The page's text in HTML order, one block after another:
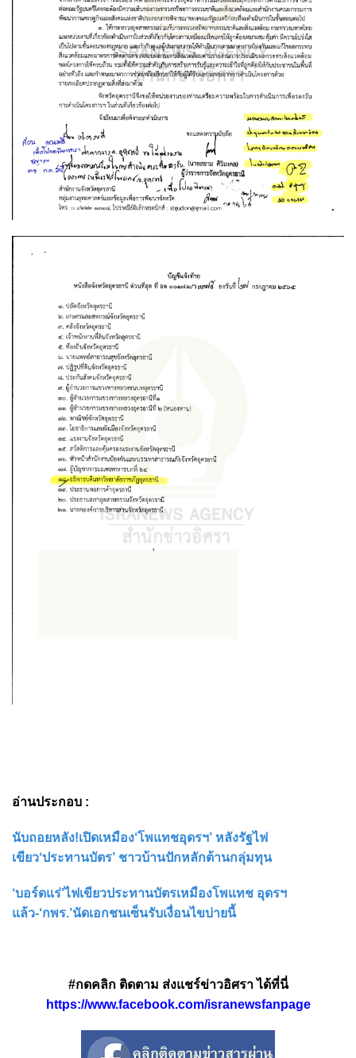
อ่านประกอบ :
นับถอยหลัง!เปิดเหมือง‘โพแทชอุดรฯ’ หลังรัฐไฟ
เขียว‘ประทานบัตร’ ชาวบ้านปักหลักต้านกลุ่มทุน
‘บอร์ดแร่’ไฟเขียวประทานบัตรเหมืองโพแทช อุดรฯ
แล้ว-‘กพร.’นัดเอกชนเซ็นรับเงื่อนไขบ่ายนี้
#กดคลิก ติดตาม ส่งแชร์ข่าวอิศรา ได้ที่นี่
https://www.facebook.com/isranewsfanpage